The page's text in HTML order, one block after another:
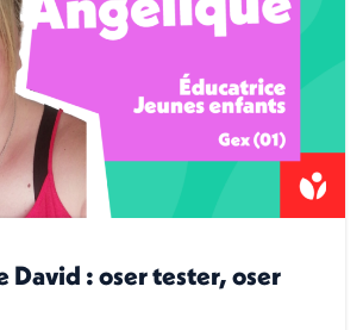
David : oser tester, oser